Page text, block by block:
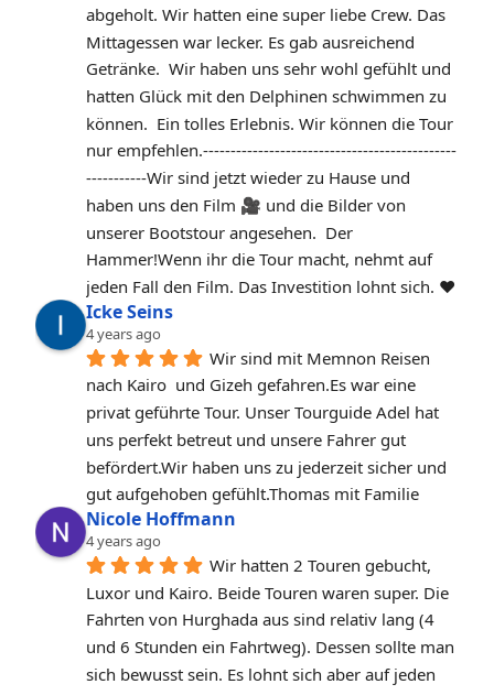
abgeholt. Wir hatten eine super liebe Crew. Das
Mittagessen war lecker. Es gab ausreichend
Getränke.  Wir haben uns sehr wohl gefühlt und
hatten Glück mit den Delphinen schwimmen zu
können.  Ein tolles Erlebnis. Wir können die Tour
nur empfehlen.‐----‐----------------------------------------
-----------Wir sind jetzt wieder zu Hause und
haben uns den Film 🎥 und die Bilder von
unserer Bootstour angesehen.  Der
Hammer!Wenn ihr die Tour macht, nehmt auf
jeden Fall den Film. Das Investition lohnt sich. ❤️
Icke Seins
4 years ago
Wir sind mit Memnon Reisen
nach Kairo  und Gizeh gefahren.Es war eine
privat geführte Tour. Unser Tourguide Adel hat
uns perfekt betreut und unsere Fahrer gut
befördert.Wir haben uns zu jederzeit sicher und
gut aufgehoben gefühlt.Thomas mit Familie
Nicole Hoffmann
4 years ago
Wir hatten 2 Touren gebucht,
Luxor und Kairo. Beide Touren waren super. Die
Fahrten von Hurghada aus sind relativ lang (4
und 6 Stunden ein Fahrtweg). Dessen sollte man
sich bewusst sein. Es lohnt sich aber auf jeden